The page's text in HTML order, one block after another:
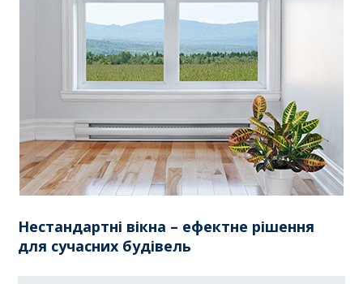
Нестандартні вікна – ефектне рішення
для сучасних будівель